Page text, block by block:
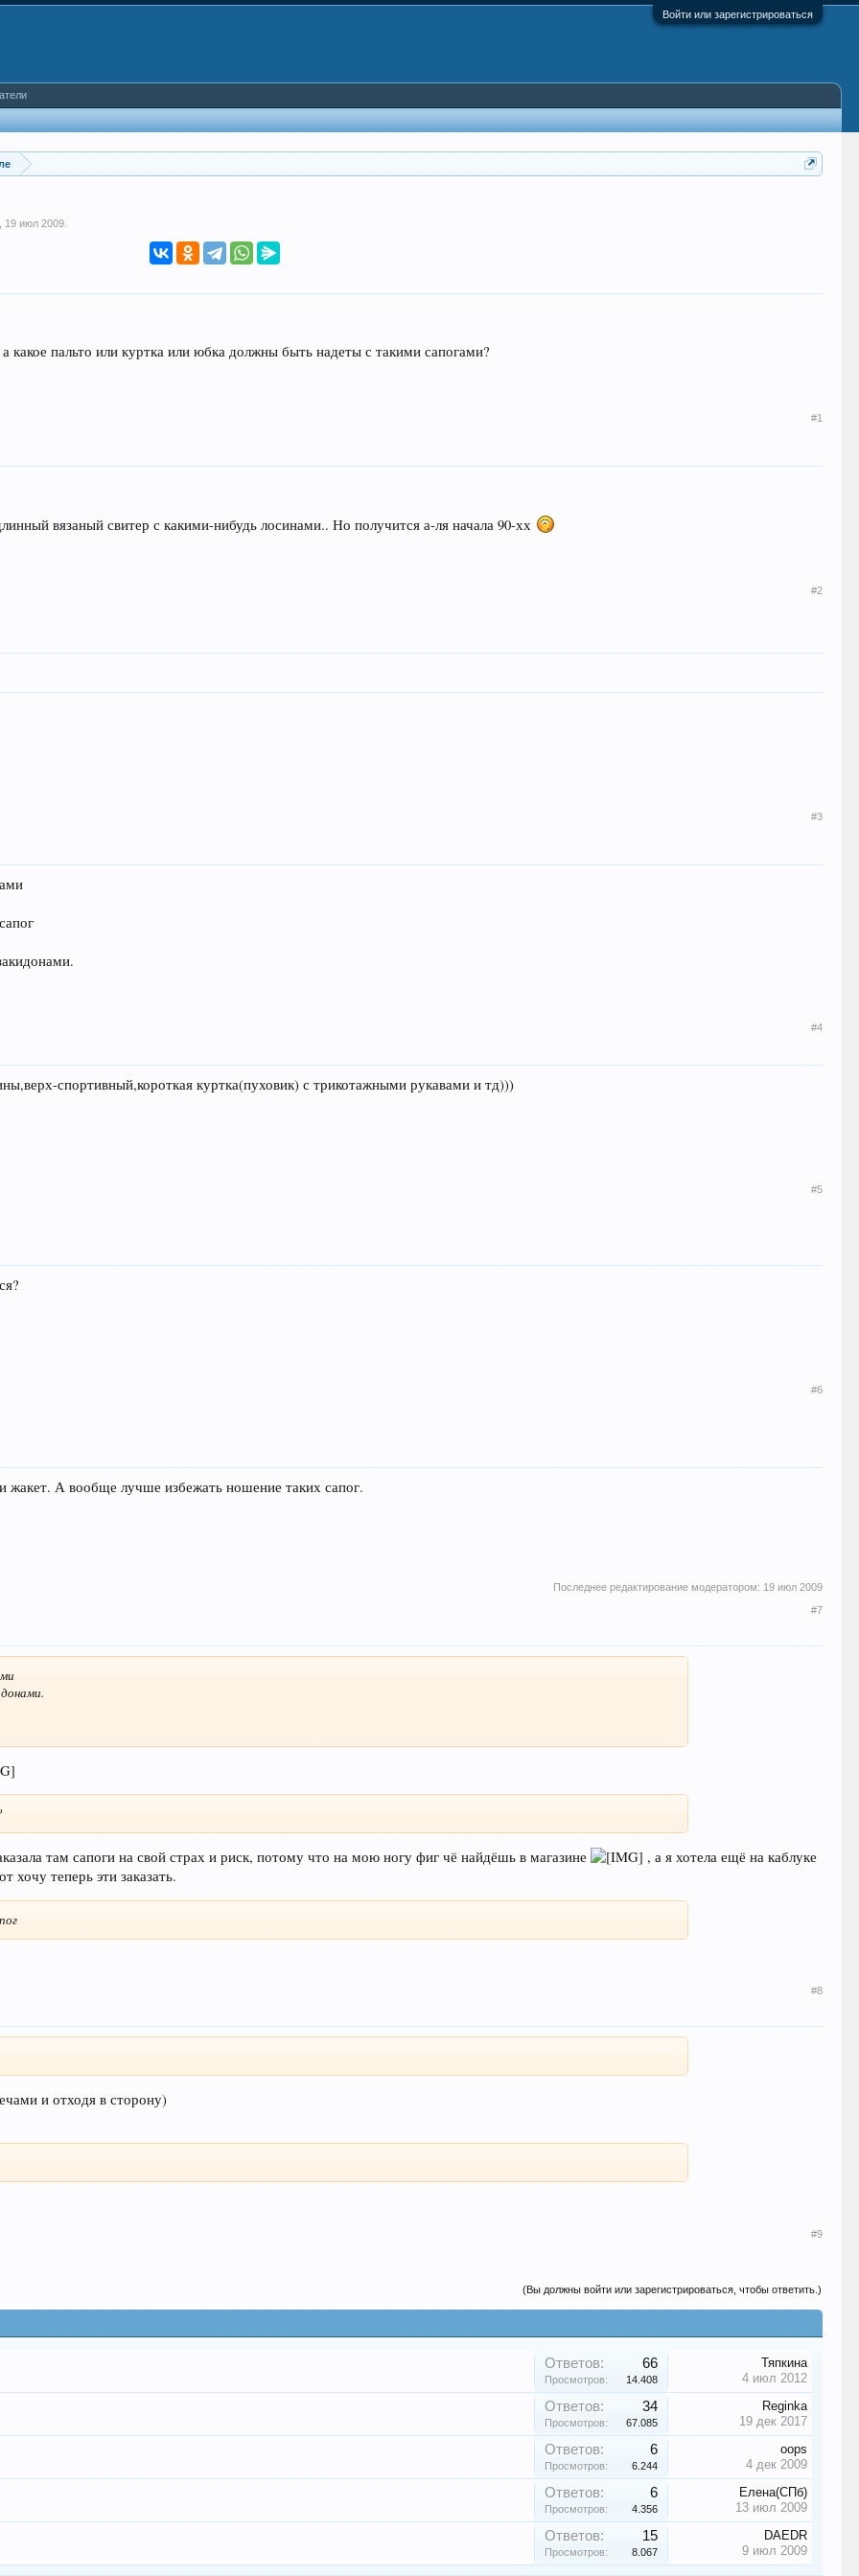
Войти или зарегистрироваться
19 июл 2009
какое пальто или куртка или юбка должны быть надеты с такими сапогами?
#1
вязаный свитер с какими-нибудь лосинами.. Но получится а-ля начала 90-хх
#2
#3
#4
спортивный,короткая куртка(пуховик) с трикотажными рукавами и тд)))
#5
#6
А вообще лучше избежать ношение таких сапог.
Последнее редактирование модератором: 19 июл 2009
#7
там сапоги на свой страх и риск, потому что на мою ногу фиг чё найдёшь в магазине
, а я хотела ещё на каблуке
теперь эти заказать.
#8
и отходя в сторону)
#9
(Вы должны войти или зарегистрироваться, чтобы ответить.)
Ответов: 66
Просмотров: 14.408
Тяпкина
4 июл 2012
Ответов: 34
Просмотров: 67.085
Reginka
19 дек 2017
Ответов: 6
Просмотров: 6.244
oops
4 дек 2009
Ответов: 6
Просмотров: 4.356
Елена(СПб)
13 июл 2009
Ответов: 15
Просмотров: 8.067
DAEDR
9 июл 2009